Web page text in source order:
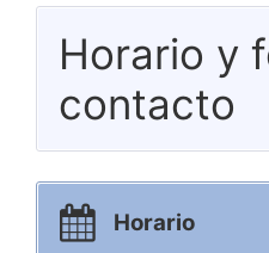
Horario y
contacto
Horario